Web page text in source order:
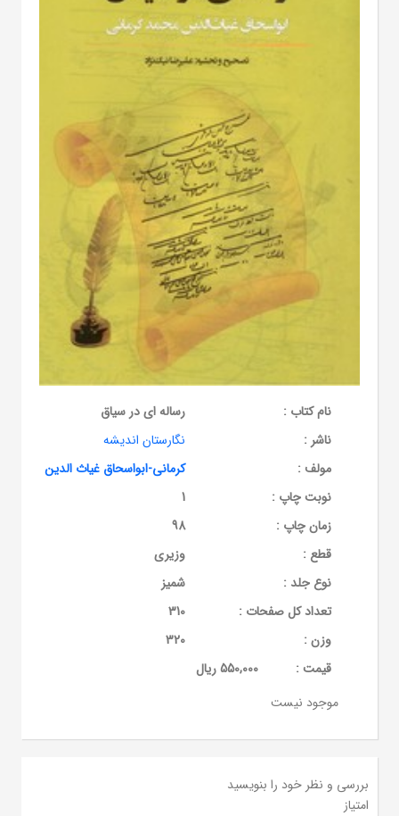
نام کتاب :
رساله ای در سیاق
ناشر :
نگارستان اندیشه
مولف :
کرمانی-ابواسحاق غیاث الدین
نوبت چاپ :
1
زمان چاپ :
98
قطع :
وزیری
نوع جلد :
شمیز
تعداد کل صفحات :
310
وزن :
320
قيمت :
550,000 ریال
موجود نیست
بررسی و نظر خود را بنویسید
امتیاز